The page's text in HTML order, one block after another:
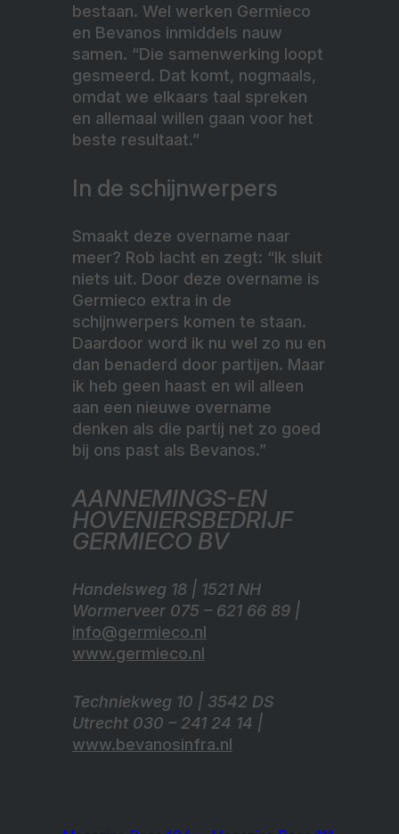
bestaan. Wel werken Germieco
en Bevanos inmiddels nauw
samen. “Die samenwerking loopt
gesmeerd. Dat komt, nogmaals,
omdat we elkaars taal spreken
en allemaal willen gaan voor het
beste resultaat.”
In de schijnwerpers
Smaakt deze overname naar
meer? Rob lacht en zegt: “Ik sluit
niets uit. Door deze overname is
Germieco extra in de
schijnwerpers komen te staan.
Daardoor word ik nu wel zo nu en
dan benaderd door partijen. Maar
ik heb geen haast en wil alleen
aan een nieuwe overname
denken als die partij net zo goed
bij ons past als Bevanos.”
AANNEMINGS-EN
HOVENIERSBEDRIJF
GERMIECO BV
Handelsweg 18 | 1521 NH
Wormerveer 075 – 621 66 89 |
info@germieco.nl
www.germieco.nl
Techniekweg 10 | 3542 DS
Utrecht 030 – 241 24 14 |
www.bevanosinfra.nl